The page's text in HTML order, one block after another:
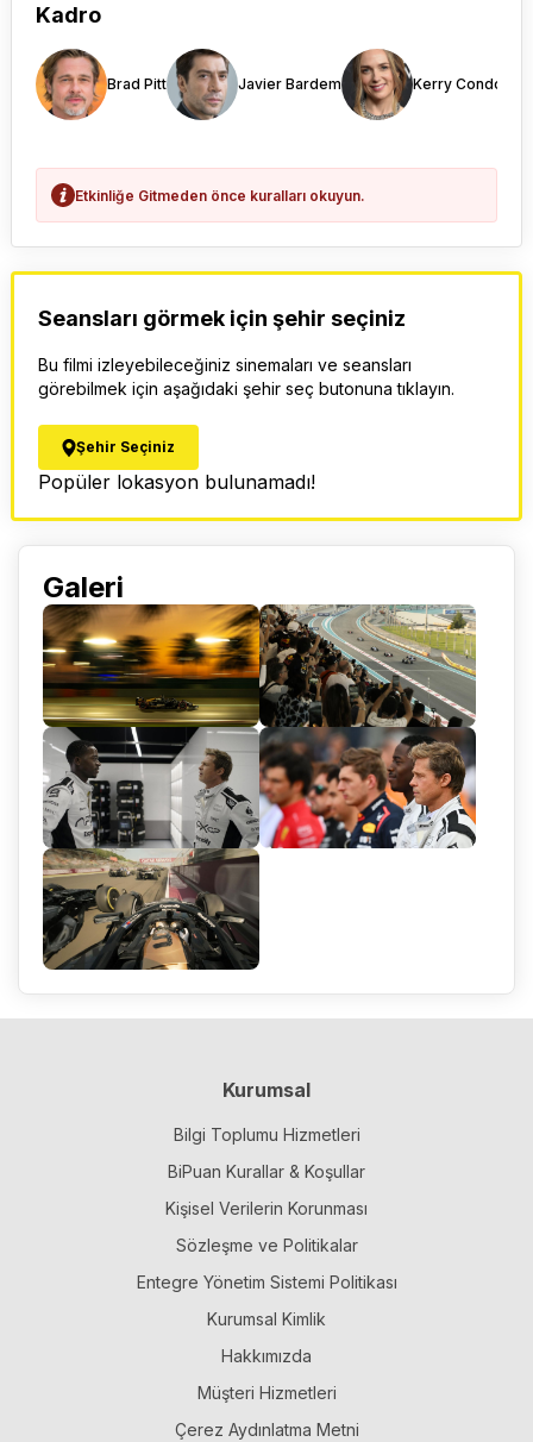
Kadro
Brad Pitt Javier Bardem Kerry Condon
Etkinliğe Gitmeden önce kuralları okuyun.
Seansları görmek için şehir seçiniz
Bu filmi izleyebileceğiniz sinemaları ve seansları
görebilmek için aşağıdaki şehir seç butonuna tıklayın.
Şehir Seçiniz
Popüler lokasyon bulunamadı!
Galeri
Kurumsal
Bilgi Toplumu Hizmetleri
BiPuan Kurallar & Koşullar
Kişisel Verilerin Korunması
Sözleşme ve Politikalar
Entegre Yönetim Sistemi Politikası
Kurumsal Kimlik
Hakkımızda
Müşteri Hizmetleri
Çerez Aydınlatma Metni